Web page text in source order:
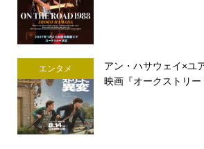
エンタメ
アン・ハサウェイ×ユ
映画『オークストリ